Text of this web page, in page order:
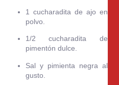
1 cucharadita de ajo en
polvo.
1/2 cucharadita de
pimentón dulce.
Sal y pimienta negra al
gusto.